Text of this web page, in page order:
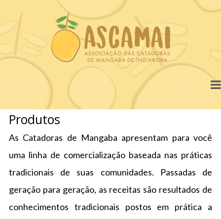
Produtos
As Catadoras de Mangaba apresentam para você
uma linha de comercialização baseada nas práticas
tradicionais de suas comunidades. Passadas de
geração para geração, as receitas são resultados de
conhecimentos tradicionais postos em prática a